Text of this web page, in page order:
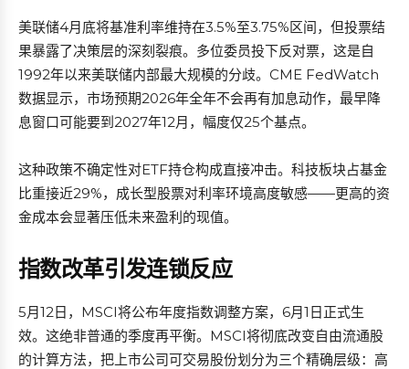
美联储4月底将基准利率维持在3.5%至3.75%区间，但投票结
果暴露了决策层的深刻裂痕。多位委员投下反对票，这是自
1992年以来美联储内部最大规模的分歧。CME FedWatch
数据显示，市场预期2026年全年不会再有加息动作，最早降
息窗口可能要到2027年12月，幅度仅25个基点。
这种政策不确定性对ETF持仓构成直接冲击。科技板块占基金
比重接近29%，成长型股票对利率环境高度敏感——更高的资
金成本会显著压低未来盈利的现值。
指数改革引发连锁反应
5月12日，MSCI将公布年度指数调整方案，6月1日正式生
效。这绝非普通的季度再平衡。MSCI将彻底改变自由流通股
的计算方法，把上市公司可交易股份划分为三个精确层级：高